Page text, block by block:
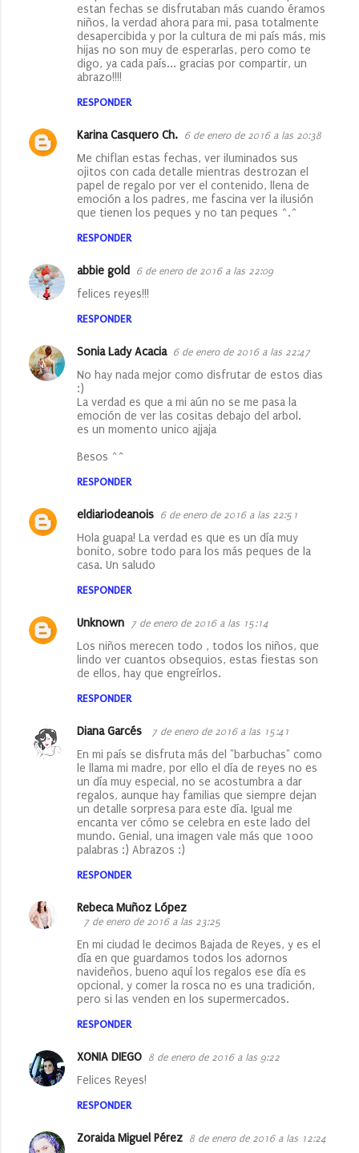
estan fechas se disfrutaban más cuando éramos
niños, la verdad ahora para mi, pasa totalmente
desapercibida y por la cultura de mi país más, mis
hijas no son muy de esperarlas, pero como te
digo, ya cada país... gracias por compartir, un
abrazo!!!!
RESPONDER
Karina Casquero Ch. 6 de enero de 2016 a las 20:38
Me chiflan estas fechas, ver iluminados sus
ojitos con cada detalle mientras destrozan el
papel de regalo por ver el contenido, llena de
emoción a los padres, me fascina ver la ilusión
que tienen los peques y no tan peques ^.^
RESPONDER
abbie gold 6 de enero de 2016 a las 22:09
felices reyes!!!
RESPONDER
Sonia Lady Acacia 6 de enero de 2016 a las 22:47
No hay nada mejor como disfrutar de estos dias
:)
La verdad es que a mi aún no se me pasa la
emoción de ver las cositas debajo del arbol.
es un momento unico ajjaja
Besos ^^
RESPONDER
eldiariodeanois 6 de enero de 2016 a las 22:51
Hola guapa! La verdad es que es un día muy
bonito, sobre todo para los más peques de la
casa. Un saludo
RESPONDER
Unknown 7 de enero de 2016 a las 15:14
Los niños merecen todo , todos los niños, que
lindo ver cuantos obsequios, estas fiestas son
de ellos, hay que engreírlos.
RESPONDER
Diana Garcés 7 de enero de 2016 a las 15:41
En mi país se disfruta más del "barbuchas" como
le llama mi madre, por ello el día de reyes no es
un día muy especial, no se acostumbra a dar
regalos, aunque hay familias que siempre dejan
un detalle sorpresa para este día. Igual me
encanta ver cómo se celebra en este lado del
mundo. Genial, una imagen vale más que 1000
palabras :) Abrazos :)
RESPONDER
Rebeca Muñoz López
7 de enero de 2016 a las 23:25
En mi ciudad le decimos Bajada de Reyes, y es el
día en que guardamos todos los adornos
navideños, bueno aquí los regalos ese día es
opcional, y comer la rosca no es una tradición,
pero si las venden en los supermercados.
RESPONDER
XONIA DIEGO 8 de enero de 2016 a las 9:22
Felices Reyes!
RESPONDER
Zoraida Miguel Pérez 8 de enero de 2016 a las 12:24